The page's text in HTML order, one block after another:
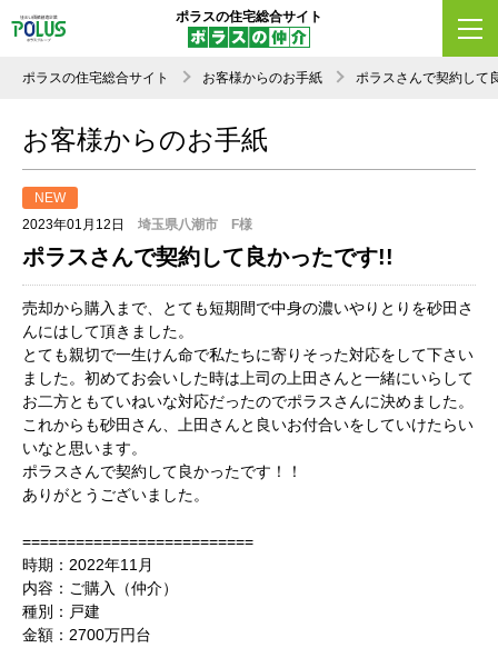
ポラスの住宅総合サイト
ポラスの住宅総合サイト お客様からのお手紙 ポラスさんで契約して
お客様からのお手紙
2023年01月12日 埼玉県八潮市 F様
NEW
ポラスさんで契約して良かったです!!
売却から購入まで、とても短期間で中身の濃いやりとりを砂田さ
んにはして頂きました。
とても親切で一生けん命で私たちに寄りそった対応をして下さい
ました。初めてお会いした時は上司の上田さんと一緒にいらして
お二方ともていねいな対応だったのでポラスさんに決めました。
これからも砂田さん、上田さんと良いお付合いをしていけたらい
いなと思います。
ポラスさんで契約して良かったです！！
ありがとうございました。
==========================
時期：2022年11月
内容：ご購入（仲介）
種別：戸建
金額：2700万円台